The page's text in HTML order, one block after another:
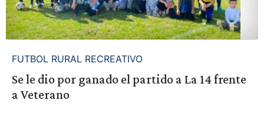
FUTBOL RURAL RECREATIVO
Se le dio por ganado el partido a La 14 frente
a Veterano